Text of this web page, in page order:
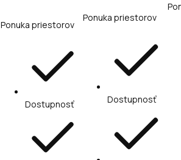
Ponuka priestorov
Dostupnosť
Ponuka priestorov
Dostupnosť